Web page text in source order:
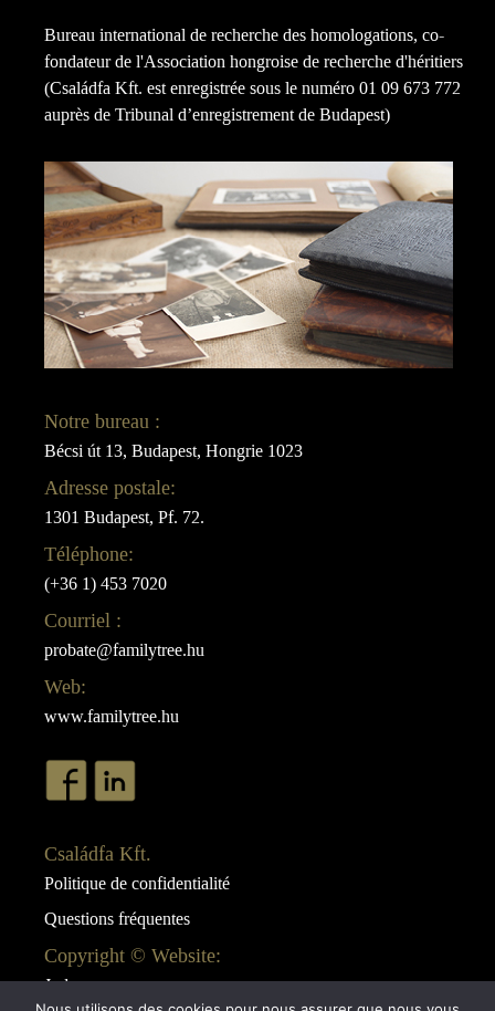
Bureau international de recherche des homologations, co-
fondateur de l'Association hongroise de recherche d'héritiers
(Családfa Kft. est enregistrée sous le numéro 01 09 673 772
auprès de Tribunal d’enregistrement de Budapest)
Notre bureau :
Bécsi út 13, Budapest, Hongrie 1023
Adresse postale:
1301 Budapest, Pf. 72.
Téléphone:
(+36 1) 453 7020
Courriel :
probate@familytree.hu
Web:
www.familytree.hu
Családfa Kft.
Politique de confidentialité
Questions fréquentes
Copyright © Website:
Juda